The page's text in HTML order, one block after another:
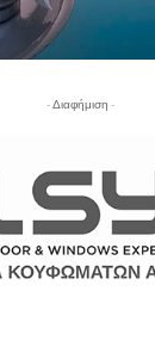
- Διαφήμιση -